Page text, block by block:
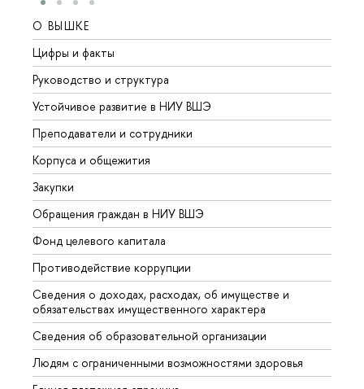
О ВЫШКЕ
Цифры и факты
Руководство и структура
Устойчивое развитие в НИУ ВШЭ
Преподаватели и сотрудники
Корпуса и общежития
Закупки
Обращения граждан в НИУ ВШЭ
Фонд целевого капитала
Противодействие коррупции
Сведения о доходах, расходах, об имуществе и
обязательствах имущественного характера
Сведения об образовательной организации
Людям с ограниченными возможностями здоровья